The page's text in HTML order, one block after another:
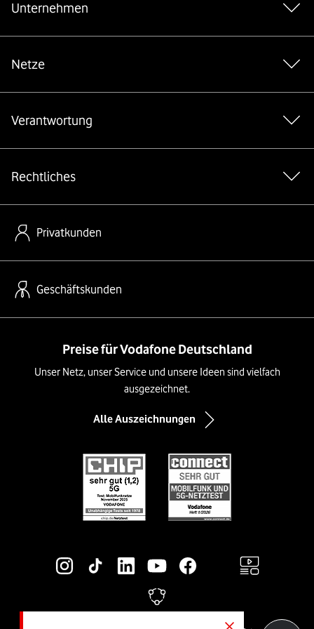
Unternehmen
Netze
Verantwortung
Rechtliches
Privatkunden
Geschäftskunden
Preise für Vodafone Deutschland
Unser Netz, unser Service und unsere Ideen sind vielfach
ausgezeichnet.
Alle Auszeichnungen
Social-Media-Links